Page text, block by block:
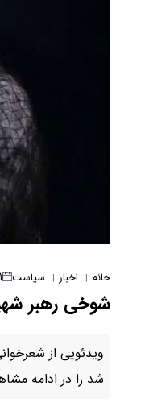
خانه | اخبار | سیاست
شوخی رهبر
ویدئویی از
شد را در ادامه